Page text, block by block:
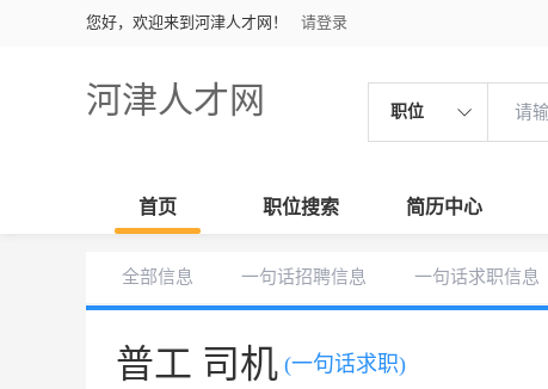
您好，欢迎来到河津人才网！ 请登录
河津人才网 职位
首页 职位搜索 简历中心
全部信息 一句话招聘信息 一句话求职信息
普工 司机 (一句话求职)